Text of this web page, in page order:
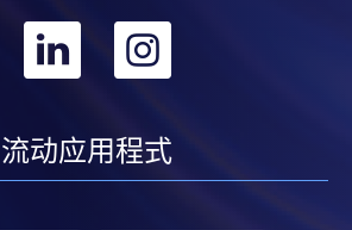
转
转
linkedin
流动应用程式